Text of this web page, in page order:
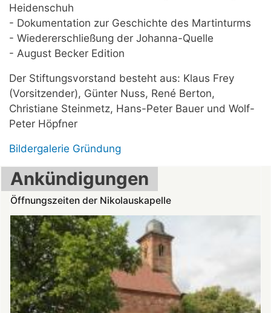
Heidenschuh
- Dokumentation zur Geschichte des Martinturms
- Wiedererschließung der Johanna-Quelle
- August Becker Edition
Der Stiftungsvorstand besteht aus: Klaus Frey
(Vorsitzender), Günter Nuss, René Berton,
Christiane Steinmetz, Hans-Peter Bauer und Wolf-
Peter Höpfner
Bildergalerie Gründung
Ankündigungen
Öffnungszeiten der Nikolauskapelle